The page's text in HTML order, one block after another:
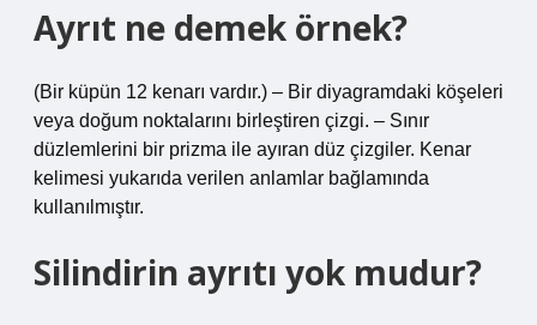
Ayrıt ne demek örnek?
(Bir küpün 12 kenarı vardır.) – Bir diyagramdaki köşeleri
veya doğum noktalarını birleştiren çizgi. – Sınır
düzlemlerini bir prizma ile ayıran düz çizgiler. Kenar
kelimesi yukarıda verilen anlamlar bağlamında
kullanılmıştır.
Silindirin ayrıtı yok mudur?